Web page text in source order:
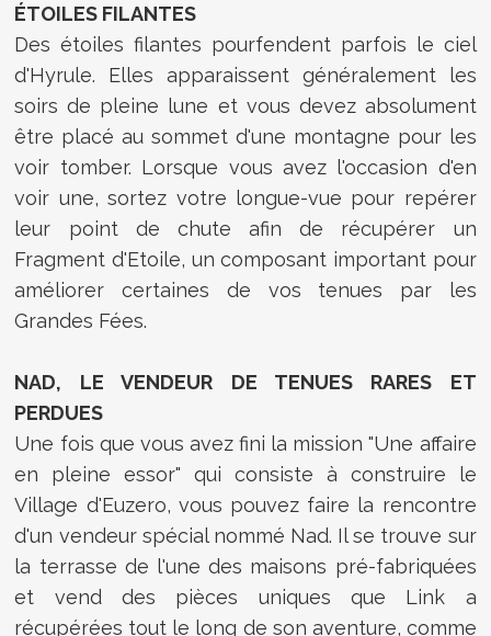
ÉTOILES FILANTES
Des étoiles filantes pourfendent parfois le ciel
d'Hyrule. Elles apparaissent généralement les
soirs de pleine lune et vous devez absolument
être placé au sommet d'une montagne pour les
voir tomber. Lorsque vous avez l'occasion d'en
voir une, sortez votre longue-vue pour repérer
leur point de chute afin de récupérer un
Fragment d'Etoile, un composant important pour
améliorer certaines de vos tenues par les
Grandes Fées.
NAD, LE VENDEUR DE TENUES RARES ET
PERDUES
Une fois que vous avez fini la mission "Une affaire
en pleine essor" qui consiste à construire le
Village d'Euzero, vous pouvez faire la rencontre
d'un vendeur spécial nommé Nad. Il se trouve sur
la terrasse de l'une des maisons pré-fabriquées
et vend des pièces uniques que Link a
récupérées tout le long de son aventure, comme